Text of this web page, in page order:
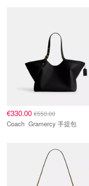
€330.00 €550.00
Coach Gramercy 手提包